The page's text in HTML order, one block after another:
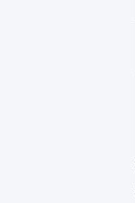
後払い決済、コ
済プロバイダと